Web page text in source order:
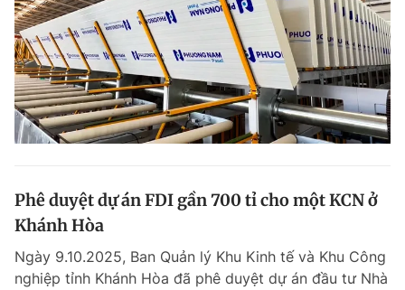
Video Magazine
Sản phẩm khác
Tiện ích Bạn cần biết
Phê duyệt dự án FDI gần 700 tỉ cho một KCN ở
Khánh Hòa
Ngày 9.10.2025, Ban Quản lý Khu Kinh tế và Khu Công
nghiệp tỉnh Khánh Hòa đã phê duyệt dự án đầu tư Nhà